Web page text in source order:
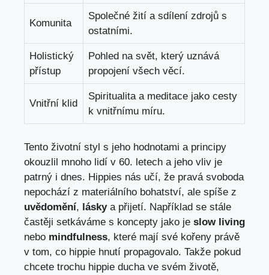
Komunita
Společné žití a sdílení zdrojů‌ s
ostatními.
Holistický
přístup
Pohled na​ svět,‌ který uznává
‍propojení všech věcí.
Vnitřní‌ klid
Spiritualita ⁣a meditace jako cesty
k vnitřnímu míru.
Tento životní styl s jeho hodnotami‍ a principy
okouzlil‍ mnoho⁢ lidí v 60. ⁣letech a​ jeho vliv je
‌patrný i dnes. Hippies ⁣nás učí, že​ pravá svoboda
nepochází z materiálního bohatství, ale⁣ spíše z
uvědomění, láskya přijetí.‍ Například se ⁤stále
častěji setkáváme s koncepty jako ⁣je slow living
nebo mindfulness,‌ které mají ‍své ⁢kořeny právě
v tom, ‍co hippie ⁢hnutí propagovalo.‌ Takže⁤ pokud
chcete trochu ⁣hippie ducha ve⁢ svém životě,